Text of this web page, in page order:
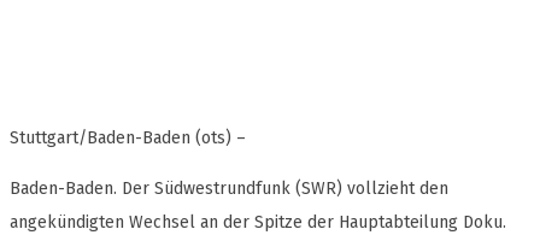
Stuttgart/Baden-Baden (ots) –
Baden-Baden. Der Südwestrundfunk (SWR) vollzieht den
angekündigten Wechsel an der Spitze der Hauptabteilung Doku.